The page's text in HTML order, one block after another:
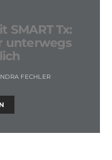
SMART Tx:
unterwegs
FECHLER